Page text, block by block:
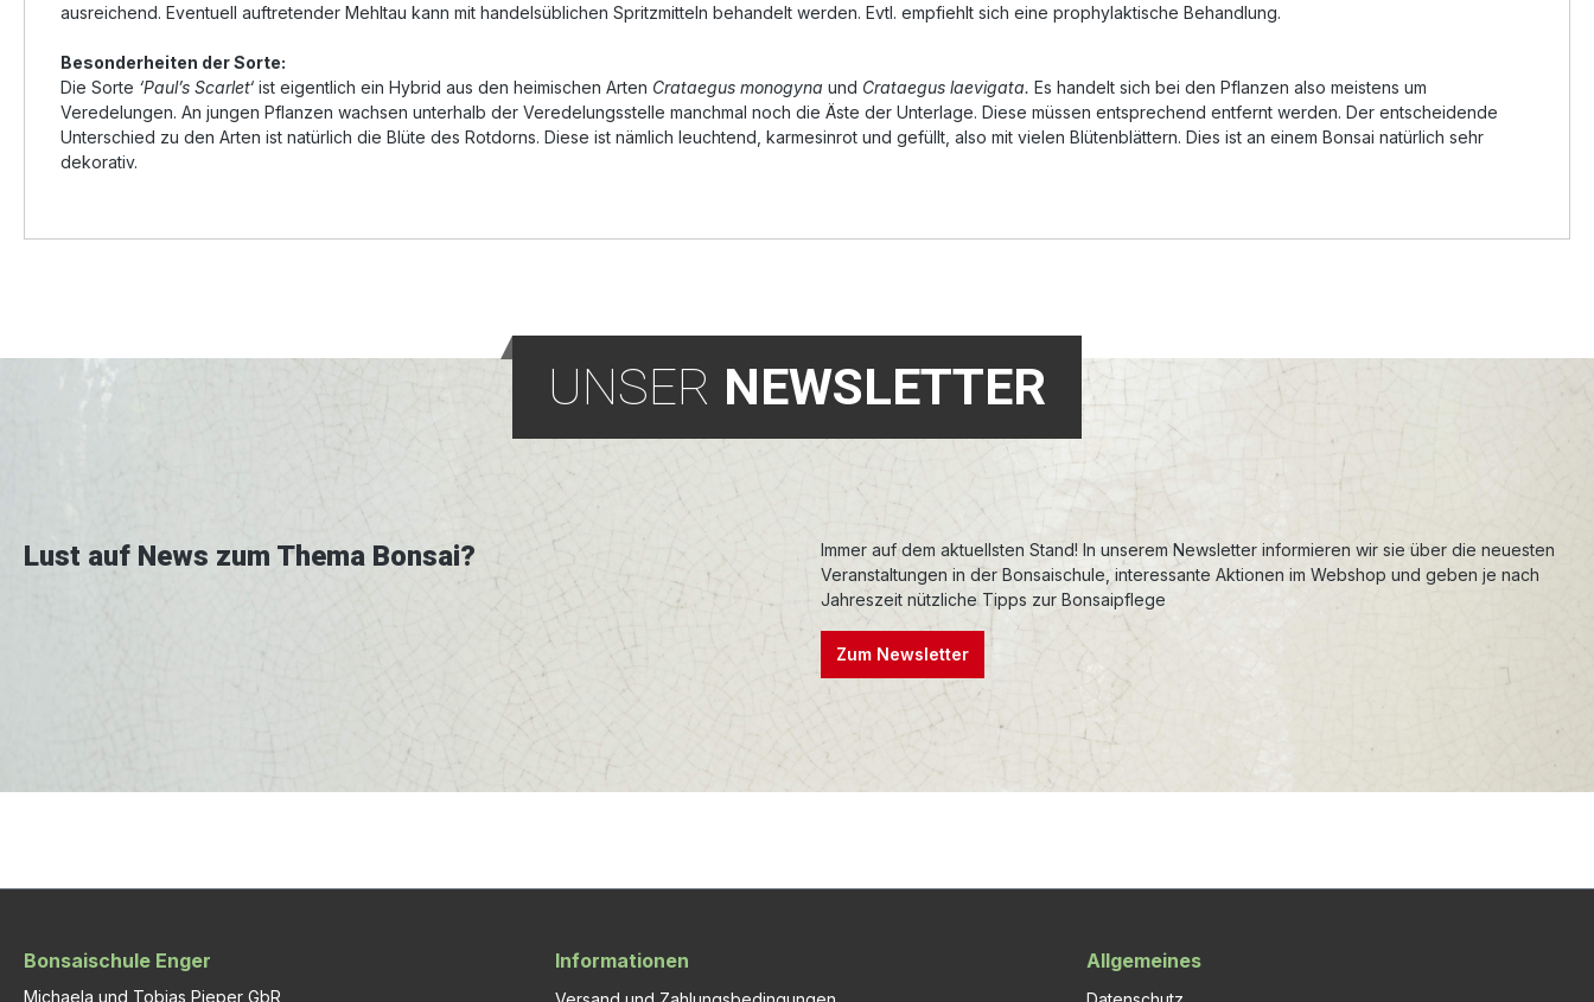
ausreichend. Eventuell auftretender Mehltau kann mit handelsüblichen Spritzmitteln behandelt werden. Evtl. empfiehlt sich eine prophylaktische Behandlung.
Besonderheiten der Sorte:
Die Sorte ‘Paul’s Scarlet‘ ist eigentlich ein Hybrid aus den heimischen Arten Crataegus monogyna und Crataegus laevigata. Es handelt sich bei den Pflanzen also meistens um
Veredelungen. An jungen Pflanzen wachsen unterhalb der Veredelungsstelle manchmal noch die Äste der Unterlage. Diese müssen entsprechend entfernt werden. Der entscheidende
Unterschied zu den Arten ist natürlich die Blüte des Rotdorns. Diese ist nämlich leuchtend, karmesinrot und gefüllt, also mit vielen Blütenblättern. Dies ist an einem Bonsai natürlich sehr
dekorativ.
UNSER NEWSLETTER
Lust auf News zum Thema Bonsai?
Immer auf dem aktuellsten Stand! In unserem Newsletter informieren wir sie über die neuesten
Veranstaltungen in der Bonsaischule, interessante Aktionen im Webshop und geben je nach
Jahreszeit nützliche Tipps zur Bonsaipflege
Zum Newsletter
Bonsaischule Enger
Michaela und Tobias Pieper GbR
Informationen Allgemeines